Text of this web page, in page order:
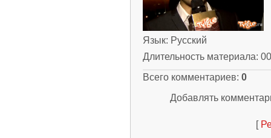
Язык: Русский
Длительность материала:
Всего комментариев: 0
Добавлять
[